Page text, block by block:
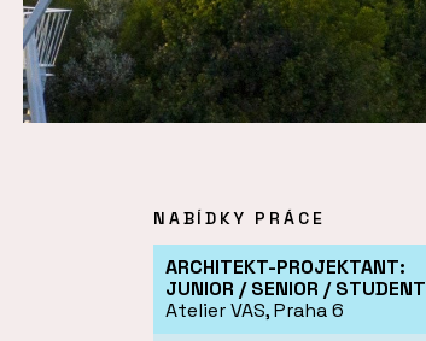
NABÍDKY PRÁCE
ARCHITEKT-PROJEKTANT:
JUNIOR / SENIOR / STUDENT
Atelier VAS, Praha 6